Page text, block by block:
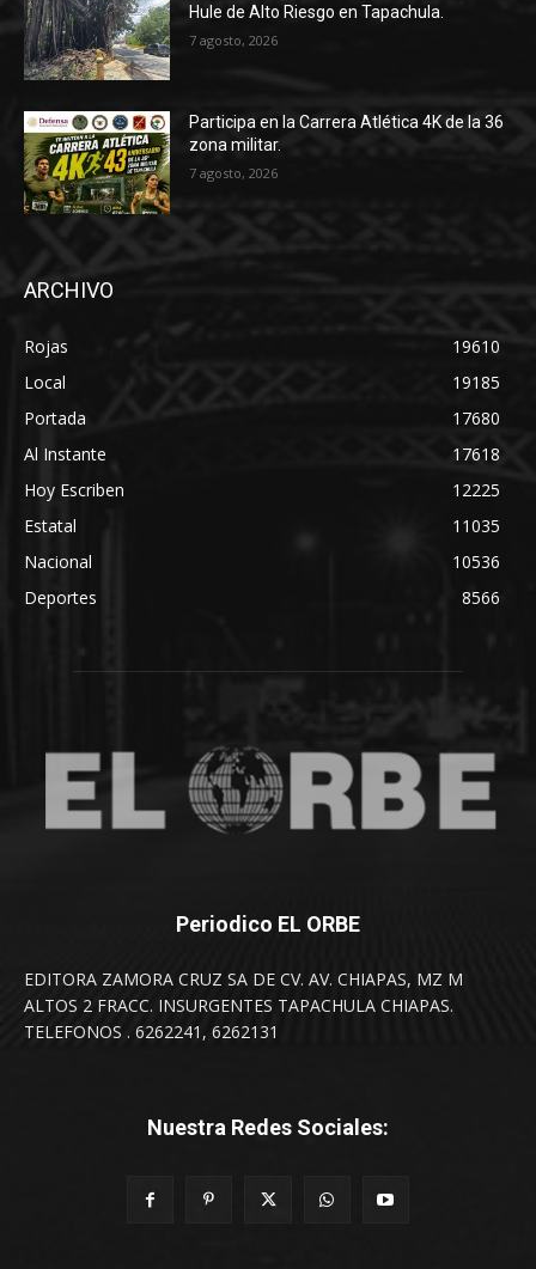
Hule de Alto Riesgo en Tapachula.
7 agosto, 2026
Participa en la Carrera Atlética 4K de la 36
zona militar.
7 agosto, 2026
ARCHIVO
Rojas
19610
Local
19185
Portada
17680
Al Instante
17618
Hoy Escriben
12225
Estatal
11035
Nacional
10536
Deportes
8566
Periodico EL ORBE
EDITORA ZAMORA CRUZ SA DE CV. AV. CHIAPAS, MZ M
ALTOS 2 FRACC. INSURGENTES TAPACHULA CHIAPAS.
TELEFONOS . 6262241, 6262131
Nuestra Redes Sociales: